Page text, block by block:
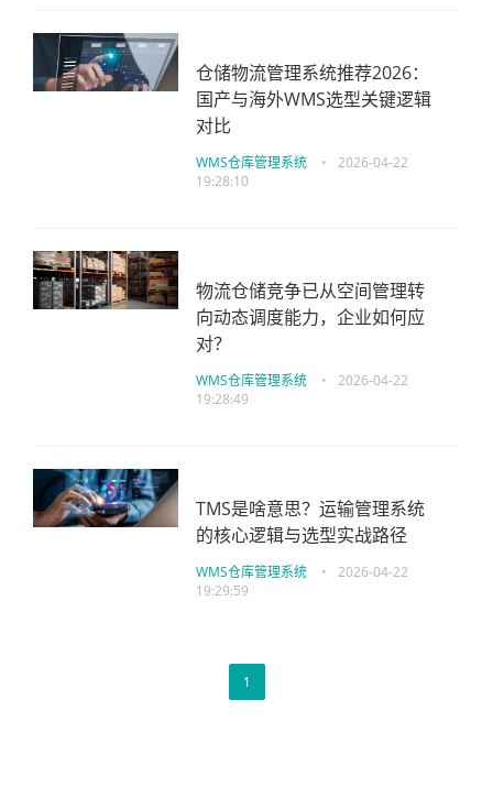
仓储物流管理系统推荐2026：
国产与海外WMS选型关键逻辑
对比
WMS仓库管理系统 •
2026-04-22
19:28:10
物流仓储竞争已从空间管理转
向动态调度能力，企业如何应
对？
WMS仓库管理系统 •
2026-04-22
19:28:49
TMS是啥意思？运输管理系统
的核心逻辑与选型实战路径
WMS仓库管理系统 •
2026-04-22
19:29:59
1